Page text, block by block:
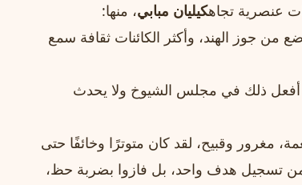
عنصرية تجاهكيليان مبابي، منها:
من جوز الهند، وأكثر الكائنات ثقافة سمع
أفعل ذلك في مجلس الشيوخ ولا يحدث
مغرور وقبيح، لقد كان متوترًا وخائفًا حتى
من تسجيل هدف واحد، بل فازوا بضربة حظ،